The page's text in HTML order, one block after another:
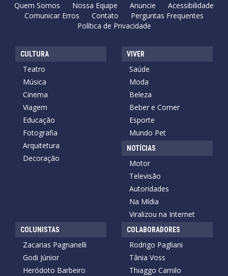
Quem Somos Nossa Equipe Anuncie
Acessibilidade
Comunicar Erros
Contato
Perguntas Frequentes
Política de Privacidade
CULTURA
Teatro
Música
Cinema
Viagem
Educação
Fotografia
Arquitetura
Decoração
VIVER
Saúde
Moda
Beleza
Beber e Comer
Esporte
Mundo Pet
NOTÍCIAS
Motor
Televisão
Autoridades
Na Mídia
Viralizou na Internet
COLUNISTAS
Zacarias Pagnanelli
Godi Júnior
Heródoto Barbeiro
COLABORADORES
Rodrigo Pagliani
Tânia Voss
Thiaggo Camilo